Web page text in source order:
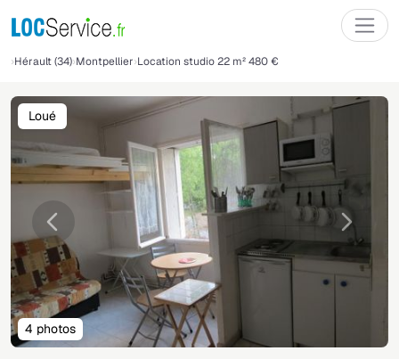
Hérault (34) Montpellier Location studio 22 m² 480 €
Précédente
4 photos
Loué